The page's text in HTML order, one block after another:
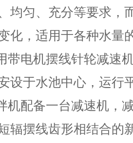
均匀、充分等要求，
化，适用于各种水量
带电机摆线针轮减速
设于水池中心，运行
机配备一台减速机，
辐摆线齿形相结合的